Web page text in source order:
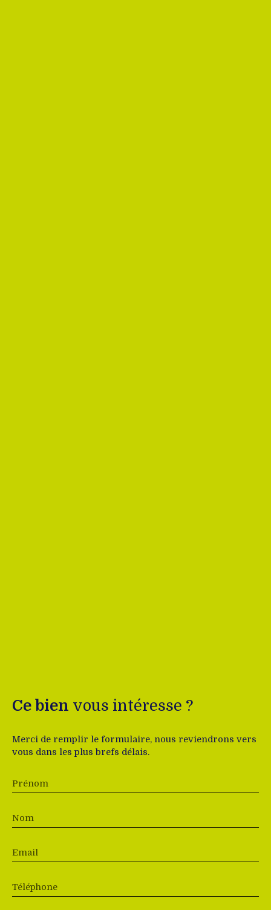
Ce bien vous intéresse ?
Merci de remplir le formulaire, nous reviendrons vers
vous dans les plus brefs délais.
Prénom
Nom
Email
Téléphone